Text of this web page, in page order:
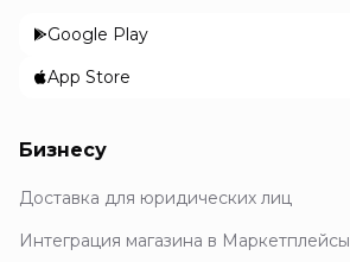
Google Play
App Store
Бизнесу
Доставка для юридических лиц
Интеграция магазина в Маркетплейсы